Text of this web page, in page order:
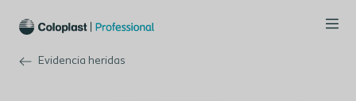
Evidencia heridas